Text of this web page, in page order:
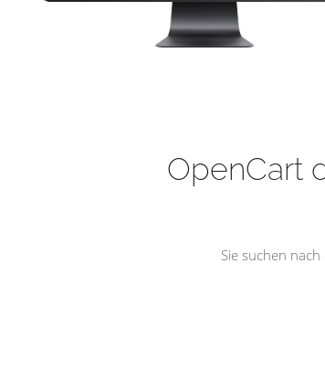
OpenCart
Sie suchen